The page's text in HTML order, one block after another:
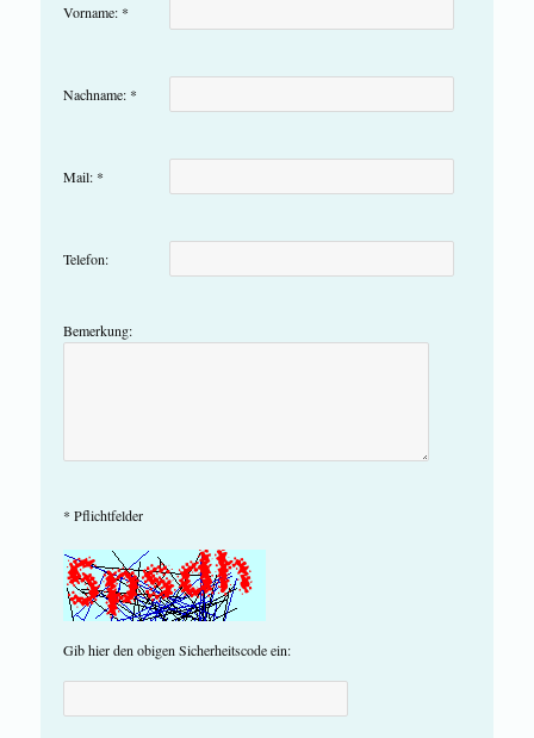
Vorname: *
Nachname: *
Mail: *
Telefon:
Bemerkung:
* Pflichtfelder
Gib hier den obigen Sicherheitscode ein: